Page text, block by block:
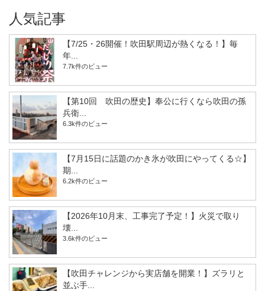
人気記事
【7/25・26開催！吹田駅周辺が熱くなる！】毎
年...
7.7k件のビュー
【第10回 吹田の歴史】奉公に行くなら吹田の孫
兵衛...
6.3k件のビュー
【7月15日に話題のかき氷が吹田にやってくる☆】
期...
6.2k件のビュー
【2026年10月末、工事完了予定！】火災で取り
壊...
3.6k件のビュー
【吹田チャレンジから実店舗を開業！】ズラリと
並ぶ手...